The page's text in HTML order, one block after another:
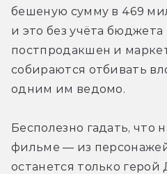
бешеную сумму в 469
и это без учёта бюджета
постпродакшен и
собираются отбивать
одним им ведомо.
Бесполезно гадать, что
фильме — из
останется только герой